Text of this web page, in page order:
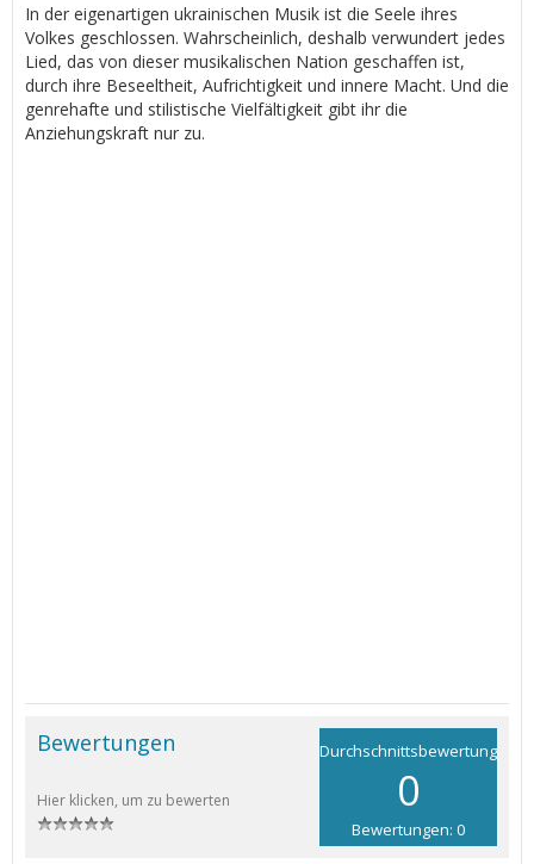
In der eigenartigen ukrainischen Musik ist die Seele ihres
Volkes geschlossen. Wahrscheinlich, deshalb verwundert jedes
Lied, das von dieser musikalischen Nation geschaffen ist,
durch ihre Beseeltheit, Aufrichtigkeit und innere Macht. Und die
genrehafte und stilistische Vielfältigkeit gibt ihr die
Anziehungskraft nur zu.
Durchschnittsbewertung
0
Bewertungen: 0
Bewertungen
Hier klicken, um zu bewerten